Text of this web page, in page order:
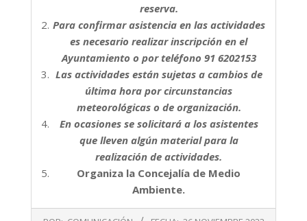
reserva.
Para confirmar asistencia en las actividades
es necesario realizar inscripción en el
Ayuntamiento o por teléfono 91 6202153
Las actividades están sujetas a cambios de
última hora por circunstancias
meteorológicas o de organización.
En ocasiones se solicitará a los asistentes
que lleven algún material para la
realización de actividades.
Organiza la Concejalía de Medio
Ambiente.